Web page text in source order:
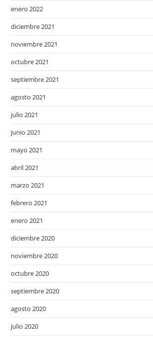
enero 2022
diciembre 2021
noviembre 2021
octubre 2021
septiembre 2021
agosto 2021
julio 2021
junio 2021
mayo 2021
abril 2021
marzo 2021
febrero 2021
enero 2021
diciembre 2020
noviembre 2020
octubre 2020
septiembre 2020
agosto 2020
julio 2020